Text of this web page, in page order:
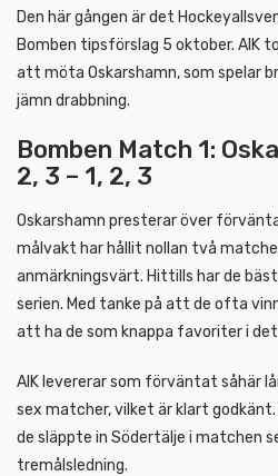
Den här gången är det
Bomben tipsförslag 5 oktober. AIK
att möta Oskarshamn, som spelar
jämn drabbning.
Bomben Match 1:
2, 3 – 1, 2, 3
Oskarshamn presterar över
målvakt har hållit nollan två
anmärkningsvärt. Hittills har de
serien. Med tanke på att de ofta
att ha de som knappa favoriter i
AIK levererar som förväntat såhär
sex matcher, vilket är klart
de släppte in Södertälje i matchen
tremålsledning.